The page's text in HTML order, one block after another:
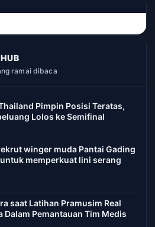
ramai dibaca
Pimpin Posisi Teratas,
Lolos ke Semifinal
winger muda Pantai Gading
memperkuat lini serang
saat Latihan Pramusim Real
Dalam Pemantauan Tim Medis